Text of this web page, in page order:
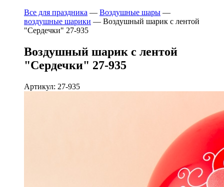
Все для праздника — Воздушные шары —
воздушные шарики — Воздушный шарик с лентой
"Сердечки" 27-935
Воздушный шарик с лентой
"Сердечки" 27-935
Артикул: 27-935